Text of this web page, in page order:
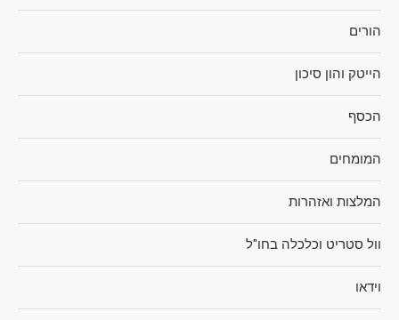
הורים
הייטק והון סיכון
הכסף
המומחים
המלצות ואזהרות
וול סטריט וכלכלה בחו"ל
וידאו